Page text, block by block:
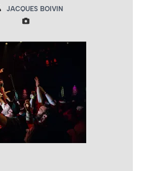
JACQUES BOIVIN